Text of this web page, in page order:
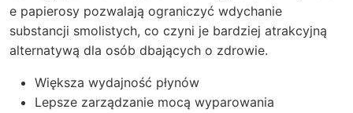
e papierosy pozwalają ograniczyć wdychanie
substancji smolistych, co czyni je bardziej atrakcyjną
alternatywą dla osób dbających o zdrowie.
Większa wydajność płynów
Lepsze zarządzanie mocą wyparowania